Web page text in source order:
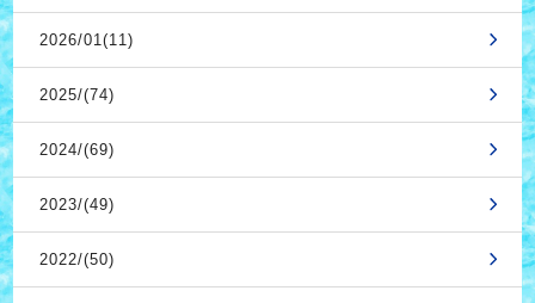
2026/01(11)
2025/(74)
2024/(69)
2023/(49)
2022/(50)